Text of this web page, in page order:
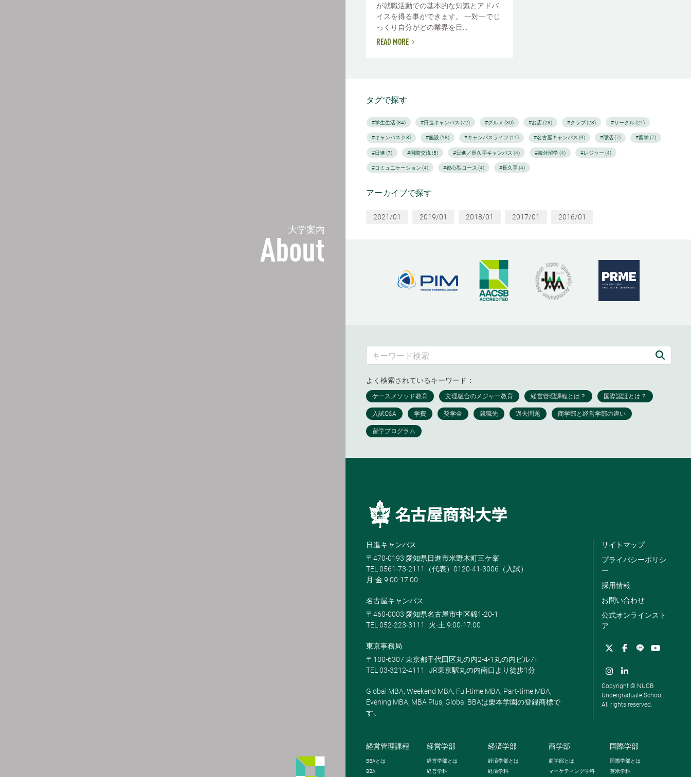
大学案内
About
が就職活動での基本的な知識とアドバ
イスを得る事ができます。 一対一でじ
っくり自分がどの業界を目...
READ MORE
タグで探す
#学生生活 (84) #日進キャンパス (72) #グルメ (30) #お店 (28) #クラブ (23) #サークル (21)
#キャンパス (18) #施設 (18) #キャンパスライフ (11) #名古屋キャンパス (9) #部活 (7) #留学 (7)
#日進 (7) #国際交流 (5) #日進／長久手キャンパス (4) #海外留学 (4) #レジャー (4)
#コミュニケーション (4) #都心型コース (4) #長久手 (4)
アーカイブで探す
2021/01 2019/01 2018/01 2017/01 2016/01
よく検索されているキーワード：
日進キャンパス
〒470-0193 愛知県日進市米野木町三ケ峯
TEL 0561-73-2111（代表）0120-41-3006（入試）
月-金 9:00-17:00
名古屋キャンパス
〒460-0003 愛知県名古屋市中区錦1-20-1
TEL 052-223-3111
火-土 9:00-17:00
東京事務局
〒100-6307 東京都千代田区丸の内2-4-1丸の内ビル7F
TEL 03-3212-4111
JR東京駅丸の内南口より徒歩1分
Global MBA, Weekend MBA, Full-time MBA, Part-time MBA,
Evening MBA, MBA Plus, Global BBAは栗本学園の登録商標で
す。
サイトマップ
プライバシーポリシ
ー
採用情報
お問い合わせ
公式オンラインスト
ア
Copyright © NUCB
Undergraduate School.
All rights reserved.
経営管理課程
BBAとは
BBA
経営学部
経営学部とは
経営学科
経済学部
経済学部とは
経済学科
商学部
商学部とは
マーケティング学科
国際学部
国際学部とは
英米学科